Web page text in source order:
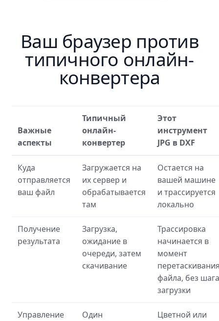
Ваш браузер против
типичного онлайн-
конвертера
Важные
аспекты
Типичный
онлайн-
конвертер
Этот
инструмент
JPG в DXF
Куда
отправляется
ваш файл
Загружается на
их сервер и
обрабатывается
там
Остается на
вашей машине
и трассируется
локально
Получение
результата
Загрузка,
ожидание в
очереди, затем
скачивание
Трассировка
начинается в
момент
файла, без шага
загрузки
Управление
Один
Цветной или